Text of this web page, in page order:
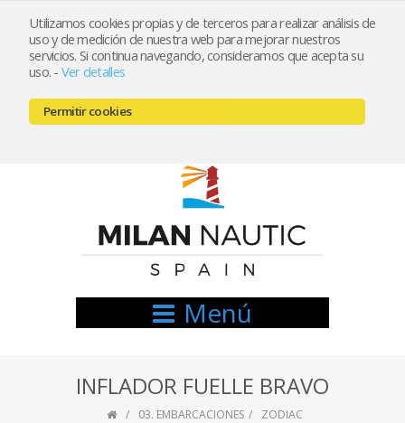
Utilizamos cookies propias y de terceros para realizar análisis de
uso y de medición de nuestra web para mejorar nuestros
servicios. Si continua navegando, consideramos que acepta su
uso. - Ver detalles
Permitir cookies
Registrarse Mi cuenta
666521122 // 654999333
Menú
INFLADOR FUELLE BRAVO
03. EMBARCACIONES
ZODIAC